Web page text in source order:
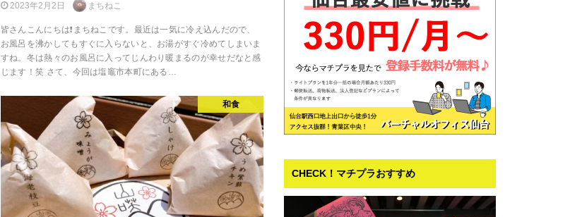
2023年2月2日 まちねこ
皆さんこんにちは❗まちねこです。最近は一気に冷え込んだので、
お風呂を沸かしてもすぐに入らないと、お湯がすぐ冷めてしまいま
すね。冬は熱々のお風呂に入ってじんわり暖まるのが幸せだなと感
じます！笑 さて、今回は塩竈市本町にある…
和食
CHECK！マチプラおすすめ